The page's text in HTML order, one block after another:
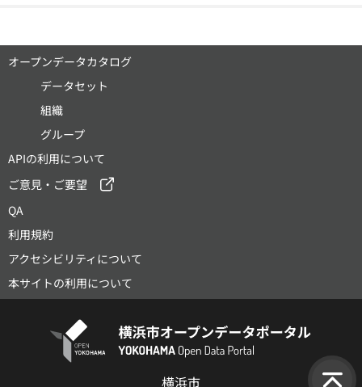
オープンデータカタログ
データセット
組織
グループ
APIの利用について
ご意見・ご要望
QA
利用規約
アクセシビリティについて
本サイトの利用について
横浜市